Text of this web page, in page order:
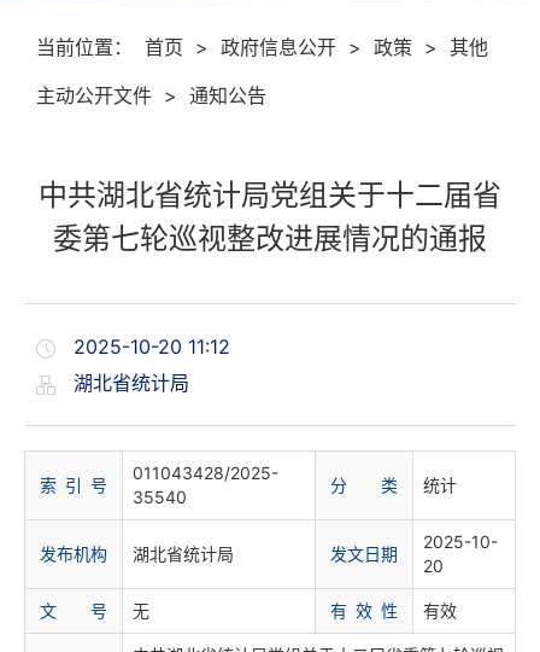
当前位置： 首页 > 政府信息公开 > 政策 > 其他
主动公开文件 > 通知公告
中共湖北省统计局党组关于十二届省
委第七轮巡视整改进展情况的通报
2025-10-20 11:12
湖北省统计局
索 引 号
011043428/2025-
35540
分 类 统计
发布机构 湖北省统计局 发文日期
2025-10-
20
文 号 无 有 效 性 有效